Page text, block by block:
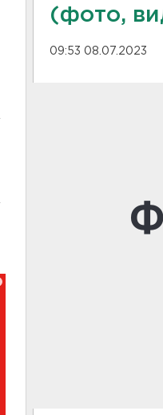
(фото,
09:53 08.07.2023